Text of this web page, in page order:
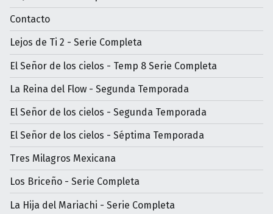
Contacto
Lejos de Ti 2 - Serie Completa
El Señor de los cielos - Temp 8 Serie Completa
La Reina del Flow - Segunda Temporada
El Señor de los cielos - Segunda Temporada
El Señor de los cielos - Séptima Temporada
Tres Milagros Mexicana
Los Briceño - Serie Completa
La Hija del Mariachi - Serie Completa